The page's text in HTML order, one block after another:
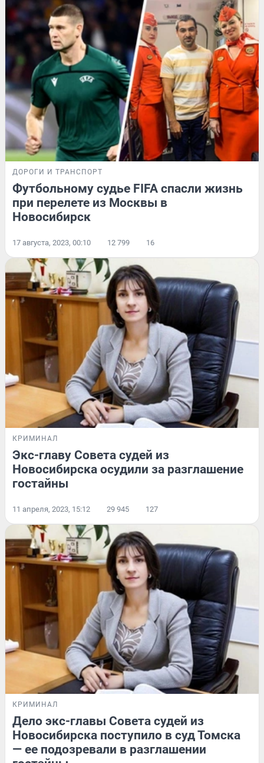
ДОРОГИ И ТРАНСПОРТ
Футбольному судье FIFA спасли жизнь
при перелете из Москвы в
Новосибирск
17 августа, 2023, 00:10 12 799 16
КРИМИНАЛ
Экс-главу Совета судей из
Новосибирска осудили за разглашение
гостайны
11 апреля, 2023, 15:12 29 945 127
КРИМИНАЛ
Дело экс-главы Совета судей из
Новосибирска поступило в суд Томска
— ее подозревали в разглашении